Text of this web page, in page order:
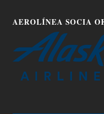
AEROLÍNEA SOCIA